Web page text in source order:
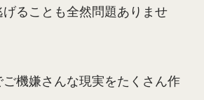
ることも全然問題ありませ
機嫌さんな現実をたくさん作